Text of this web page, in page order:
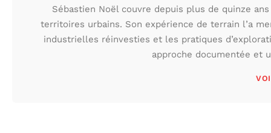
Sébastien Noël couvre depuis plus de quinze
territoires urbains. Son expérience de terrain l’a
industrielles réinvesties et les pratiques
approche documentée et